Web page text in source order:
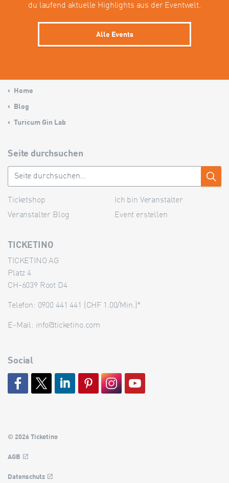
du laufend aktuelle Highlights aus der Eventwelt.
Alle Events
Home
Blog
Turicum Gin Lab
Seite durchsuchen
Ticketshop
Ich bin Veranstalter
Veranstalter Blog
Event erstellen
TICKETINO
TICKETINO AG
Platz 4
CH-6039 Root D4
Telefon: 0900 441 441 (CHF 1.00/Min.)*
E-Mail: info@ticketino.com
Social
© 2026 Ticketino
AGB
Datenschutz